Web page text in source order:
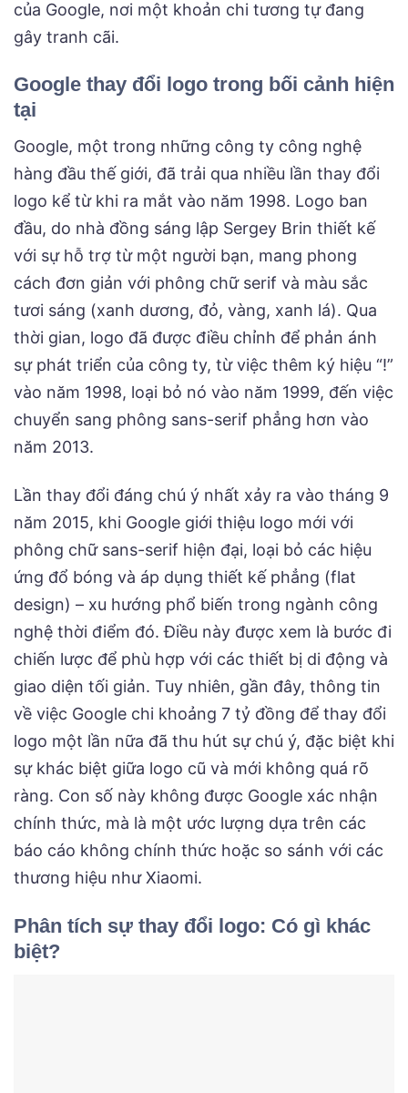
của Google, nơi một khoản chi tương tự đang
gây tranh cãi.
Google thay đổi logo trong bối cảnh hiện
tại
Google, một trong những công ty công nghệ
hàng đầu thế giới, đã trải qua nhiều lần thay đổi
logo kể từ khi ra mắt vào năm 1998. Logo ban
đầu, do nhà đồng sáng lập Sergey Brin thiết kế
với sự hỗ trợ từ một người bạn, mang phong
cách đơn giản với phông chữ serif và màu sắc
tươi sáng (xanh dương, đỏ, vàng, xanh lá). Qua
thời gian, logo đã được điều chỉnh để phản ánh
sự phát triển của công ty, từ việc thêm ký hiệu “!”
vào năm 1998, loại bỏ nó vào năm 1999, đến việc
chuyển sang phông sans-serif phẳng hơn vào
năm 2013.
Lần thay đổi đáng chú ý nhất xảy ra vào tháng 9
năm 2015, khi Google giới thiệu logo mới với
phông chữ sans-serif hiện đại, loại bỏ các hiệu
ứng đổ bóng và áp dụng thiết kế phẳng (flat
design) – xu hướng phổ biến trong ngành công
nghệ thời điểm đó. Điều này được xem là bước đi
chiến lược để phù hợp với các thiết bị di động và
giao diện tối giản. Tuy nhiên, gần đây, thông tin
về việc Google chi khoảng 7 tỷ đồng để thay đổi
logo một lần nữa đã thu hút sự chú ý, đặc biệt khi
sự khác biệt giữa logo cũ và mới không quá rõ
ràng. Con số này không được Google xác nhận
chính thức, mà là một ước lượng dựa trên các
báo cáo không chính thức hoặc so sánh với các
thương hiệu như Xiaomi.
Phân tích sự thay đổi logo: Có gì khác
biệt?